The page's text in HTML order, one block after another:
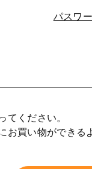
パスワ
てください。
お買い物ができる